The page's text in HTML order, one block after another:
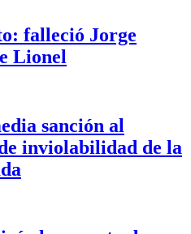
falleció Jorge
Lionel
sanción al
inviolabilidad de la